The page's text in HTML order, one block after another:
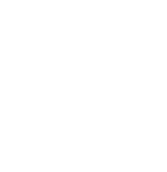
you navigate through the